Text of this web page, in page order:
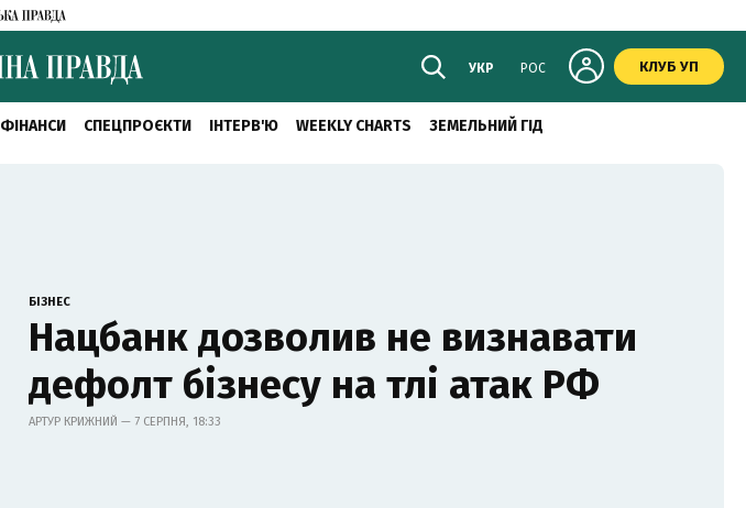
УКР РОС КЛУБ УП
ФІНАНСИ СПЕЦПРОЄКТИ ІНТЕРВ'Ю WEEKLY CHARTS ЗЕМЕЛЬНИЙ ГІД
БІЗНЕС
Нацбанк дозволив не визнавати
дефолт бізнесу на тлі атак РФ
АРТУР КРИЖНИЙ — 7 СЕРПНЯ, 18:33